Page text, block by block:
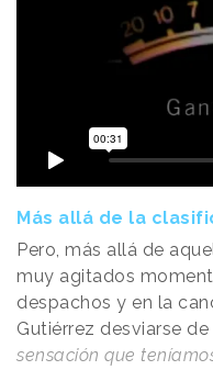
Más allá de la
Pero, más allá de
muy agitados
despachos y en la
Gutiérrez desviarse
sensación que